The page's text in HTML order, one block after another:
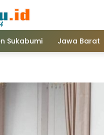
Sukabumi Jawa Barat